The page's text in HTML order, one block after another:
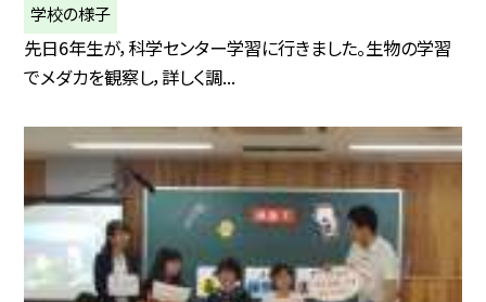
学校の様子
先日6年生が，科学センター学習に行きました。生物の学習
でメダカを観察し，詳しく調...